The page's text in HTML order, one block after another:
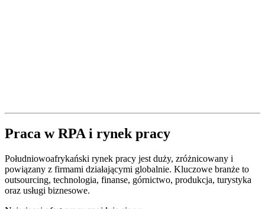
Praca w RPA i rynek pracy
Południowoafrykański rynek pracy jest duży, zróżnicowany i
powiązany z firmami działającymi globalnie. Kluczowe branże to
outsourcing, technologia, finanse, górnictwo, produkcja, turystyka
oraz usługi biznesowe.